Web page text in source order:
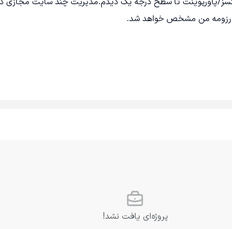
پروژه‌ای یافت نشد!